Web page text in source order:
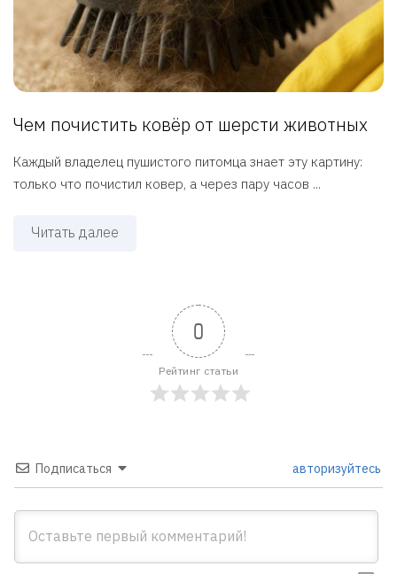
Чем почистить ковёр от шерсти животных
Каждый владелец пушистого питомца знает эту картину:
только что почистил ковер, а через пару часов ...
Читать далее
0
Рейтинг статьи
Подписаться авторизуйтесь